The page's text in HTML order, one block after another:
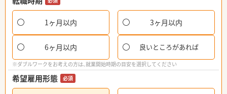
1ヶ月以内 3ヶ月以内
6ヶ月以内 良いところがあれば
※ダブルワークをお考えの方は、就業開始時期の目安を選択してください
希望雇用形態 必須